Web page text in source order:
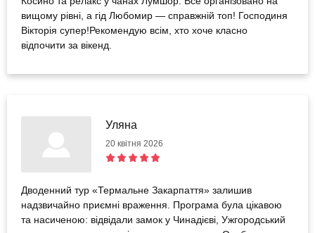
вищому рівні, а гід Любомир — справжній топ! Господиня
Вікторія супер!Рекомендую всім, хто хоче класно
відпочити за вікенд.
Уляна
20 квітня 2026
Дводенний тур «Термальне Закарпаття» залишив
надзвичайно приємні враження. Програма була цікавою
та насиченою: відвідали замок у Чинадієві, Ужгородський